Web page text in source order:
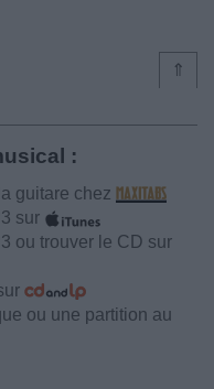
⇑
:
guitare chez
sur
ou trouver le CD sur
ou une partition au